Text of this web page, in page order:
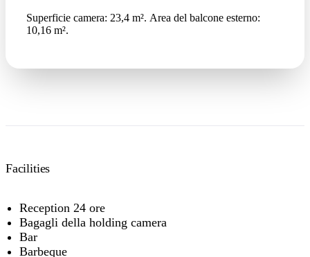
Superficie camera: 23,4 m². Area del balcone esterno:
10,16 m².
Facilities
Reception 24 ore
Bagagli della holding camera
Bar
Barbeque